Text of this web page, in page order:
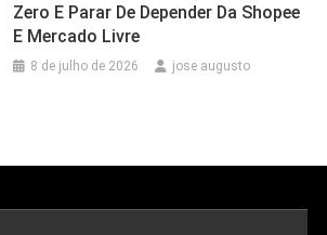
Zero E Parar De Depender Da Shopee
E Mercado Livre
8 de julho de 2026 jose augusto